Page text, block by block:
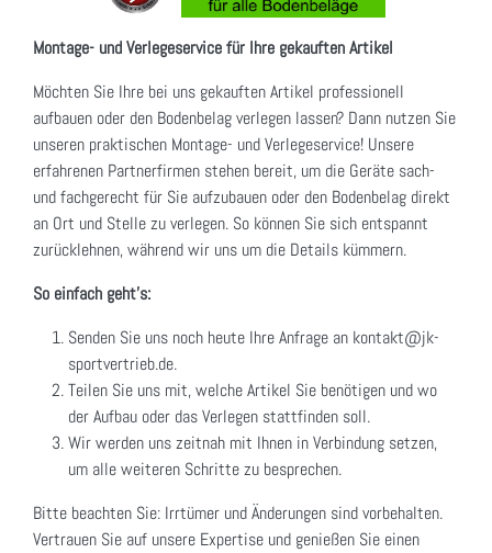
Montage- und Verlegeservice für Ihre gekauften Artikel
Möchten Sie Ihre bei uns gekauften Artikel professionell
aufbauen oder den Bodenbelag verlegen lassen? Dann nutzen Sie
unseren praktischen Montage- und Verlegeservice! Unsere
erfahrenen Partnerfirmen stehen bereit, um die Geräte sach-
und fachgerecht für Sie aufzubauen oder den Bodenbelag direkt
an Ort und Stelle zu verlegen. So können Sie sich entspannt
zurücklehnen, während wir uns um die Details kümmern.
So einfach geht's:
Senden Sie uns noch heute Ihre Anfrage an kontakt@jk-
sportvertrieb.de.
Teilen Sie uns mit, welche Artikel Sie benötigen und wo
der Aufbau oder das Verlegen stattfinden soll.
Wir werden uns zeitnah mit Ihnen in Verbindung setzen,
um alle weiteren Schritte zu besprechen.
Bitte beachten Sie: Irrtümer und Änderungen sind vorbehalten.
Vertrauen Sie auf unsere Expertise und genießen Sie einen